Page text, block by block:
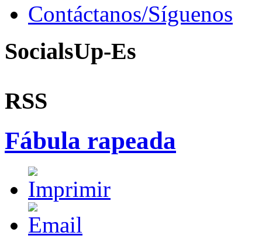
Contáctanos/Síguenos
SocialsUp-Es
RSS
Fábula rapeada